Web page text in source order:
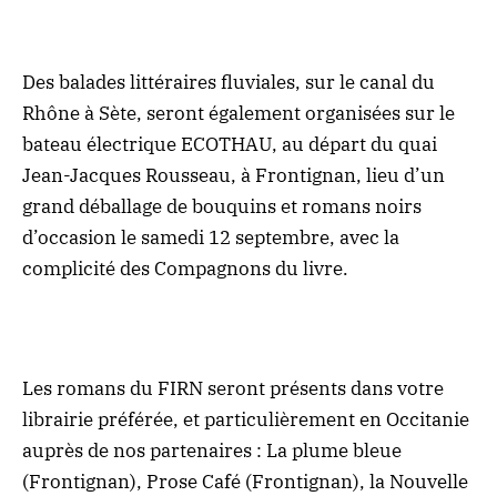
Des balades littéraires fluviales, sur le canal du
Rhône à Sète, seront également organisées sur le
bateau électrique ECOTHAU, au départ du quai
Jean-Jacques Rousseau, à Frontignan, lieu d’un
grand déballage de bouquins et romans noirs
d’occasion le samedi 12 septembre, avec la
complicité des Compagnons du livre.
Les romans du FIRN seront présents dans votre
librairie préférée, et particulièrement en Occitanie
auprès de nos partenaires : La plume bleue
(Frontignan), Prose Café (Frontignan), la Nouvelle